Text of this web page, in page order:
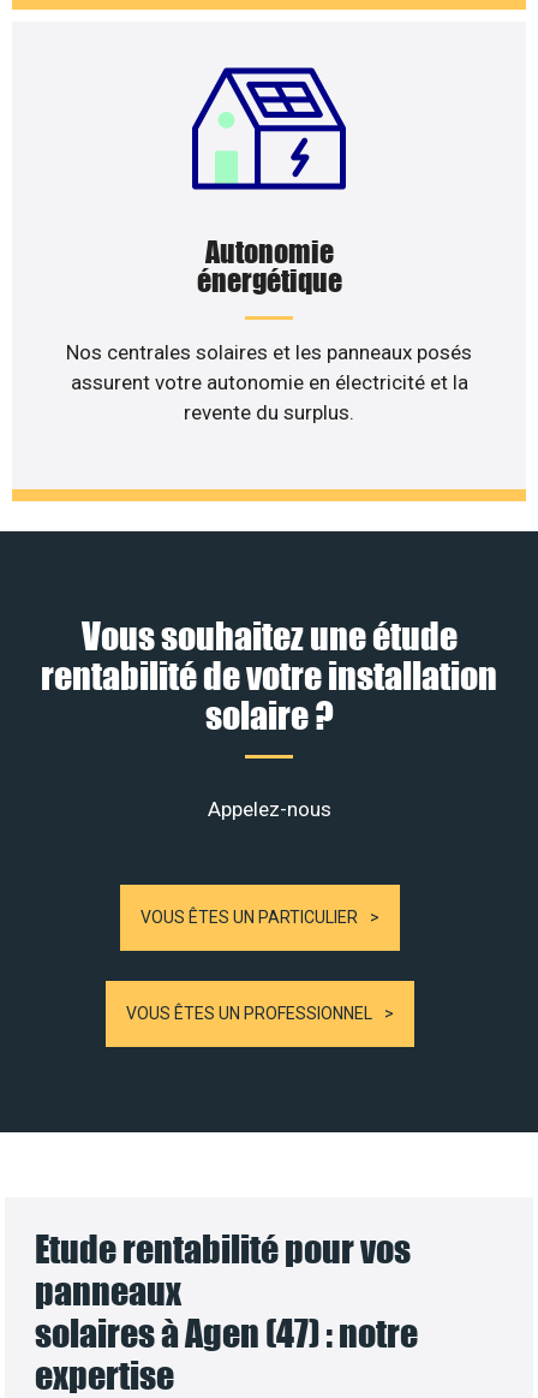
Autonomie
énergétique
Nos centrales solaires et les panneaux posés
assurent votre autonomie en électricité et la
revente du surplus.
Vous souhaitez une étude
rentabilité de votre installation
solaire ?
Appelez-nous
VOUS ÊTES UN PARTICULIER
VOUS ÊTES UN PROFESSIONNEL
Etude rentabilité pour vos
panneaux
solaires à Agen (47) : notre
expertise